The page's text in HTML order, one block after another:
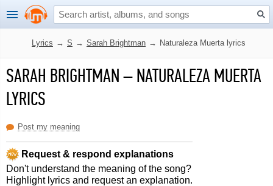
Lyrics → S → Sarah Brightman → Naturaleza Muerta lyrics
SARAH BRIGHTMAN–NATURALEZA MUERTA
LYRICS
Post my meaning
Request & respond explanations
Don't understand the meaning of the song?
Highlight lyrics and request an explanation.